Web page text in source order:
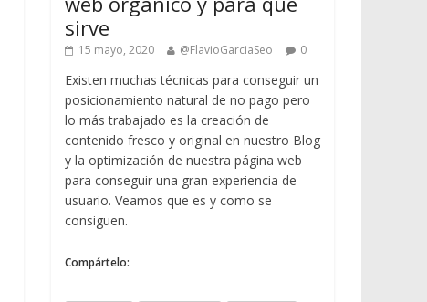
sirve
15 mayo, 2020 @FlavioGarciaSeo 0
Existen muchas técnicas para conseguir un
posicionamiento natural de no pago pero
lo más trabajado es la creación de
contenido fresco y original en nuestro Blog
y la optimización de nuestra página web
para conseguir una gran experiencia de
usuario. Veamos que es y como se
consiguen.
Compártelo: